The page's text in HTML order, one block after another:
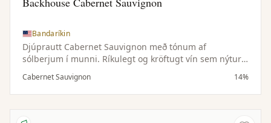
Bandaríkin
Djúprautt Cabernet Sauvignon með tónum af
sólberjum í munni. Ríkulegt og kröftugt vín sem nýtur
sín með ýmsum réttum, svo sem matarmiklum
pastaréttum og grilluðu kjöti eða grænmeti.
Cabernet Sauvignon 14%